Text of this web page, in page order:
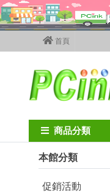
首頁
商品分類
Home hp碳粉匣
本館分類
促銷活動